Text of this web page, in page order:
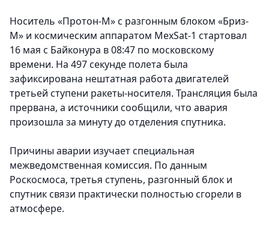
Носитель «Протон-М» с разгонным блоком «Бриз-
М» и космическим аппаратом MexSat-1 стартовал
16 мая с Байконура в 08:47 по московскому
времени. На 497 секунде полета была
зафиксирована нештатная работа двигателей
третьей ступени ракеты-носителя. Трансляция была
прервана, а источники сообщили, что авария
произошла за минуту до отделения спутника.
Причины аварии изучает специальная
межведомственная комиссия. По данным
Роскосмоса, третья ступень, разгонный блок и
спутник связи практически полностью сгорели в
атмосфере.